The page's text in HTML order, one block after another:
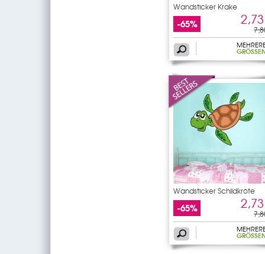
Wandsticker Krake
-65%
GRÖSSEN
Wandsticker Schildkröte
-65%
GRÖSSEN